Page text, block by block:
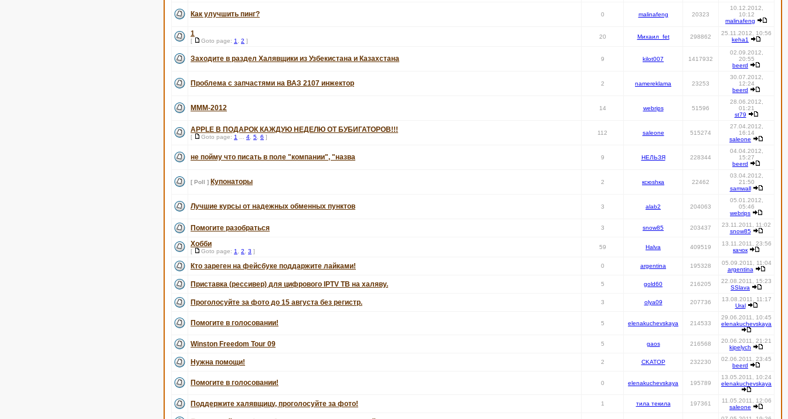
Как улучшить пинг? 0 malinafeng 20323
10.12.2012,
10:12
malinafeng
1
[ Goto page: 1 2 ]
20 Михаил_fet 298862
25.11.2012, 10:56
keha1
Заходите в раздел Халявщики из Узбекистана и Казахстана 9 kilot007 1417932
02.09.2012,
20:55
beerd
Проблема с запчастями на ВАЗ 2107 инжектор 2 namereklama 23253
30.07.2012,
12:24
beerd
МММ-2012 14 webrips 51596
28.06.2012,
01:21
st79
APPLE В ПОДАРОК КАЖДУЮ НЕДЕЛЮ ОТ БУБИГАТОРОВ!!!
[ Goto page: 1 4 5 6 ]
112 saleone 515274
27.04.2012,
16:14
saleone
не пойму что писать в поле "компании", "назва 9 НЕЛЬЗЯ 228344
04.04.2012,
15:27
beerd
[ Poll ] Купонаторы 2 ксюshка 22462
03.04.2012,
21:50
samwall
Лучшие курсы от надежных обменных пунктов 3 alab2 204063
05.01.2012,
05:46
webrips
Помогите разобраться 3 snow85 203437
23.11.2011, 11:02
snow85
Хобби
[ Goto page: 1 2 3 ]
59 Halva 409519
13.11.2011, 23:56
качок
Кто зареген на фейсбуке поддаржите лайками! 0 argentina 195328
05.09.2011, 11:04
argentina
Приставка (рессивер) для цифрового IPTV ТВ на халяву. 5 gold60 216205
22.08.2011, 15:23
SSlava
Проголосуйте за фото до 15 августа без регистр. 3 olya09 207736
13.08.2011, 11:17
Ural
Помогите в голосовании! 5 elenakuchevskaya 214533
29.06.2011, 10:45
elenakuchevskaya
Winston Freedom Tour 09 5 gaos 216568
20.06.2011, 21:21
kipelych
Нужна помощи! 2 CKATOP 232230
02.06.2011, 23:45
beerd
Помогите в голосовании! 0 elenakuchevskaya 195789
13.05.2011, 10:24
elenakuchevskaya
Поддержите халявщицу, проголосуйте за фото! 1 тила текила 197361
11.05.2011, 12:06
saleone